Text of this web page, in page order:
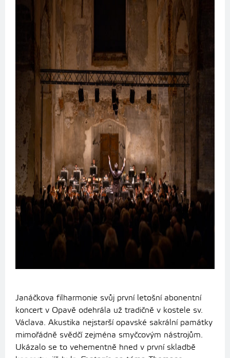
Janáčkova filharmonie svůj první letošní abonentní
koncert v Opavě odehrála už tradičně v kostele sv.
Václava. Akustika nejstarší opavské sakrální památky
mimořádně svědčí zejména smyčcovým nástrojům.
Ukázalo se to vehementně hned v první skladbě